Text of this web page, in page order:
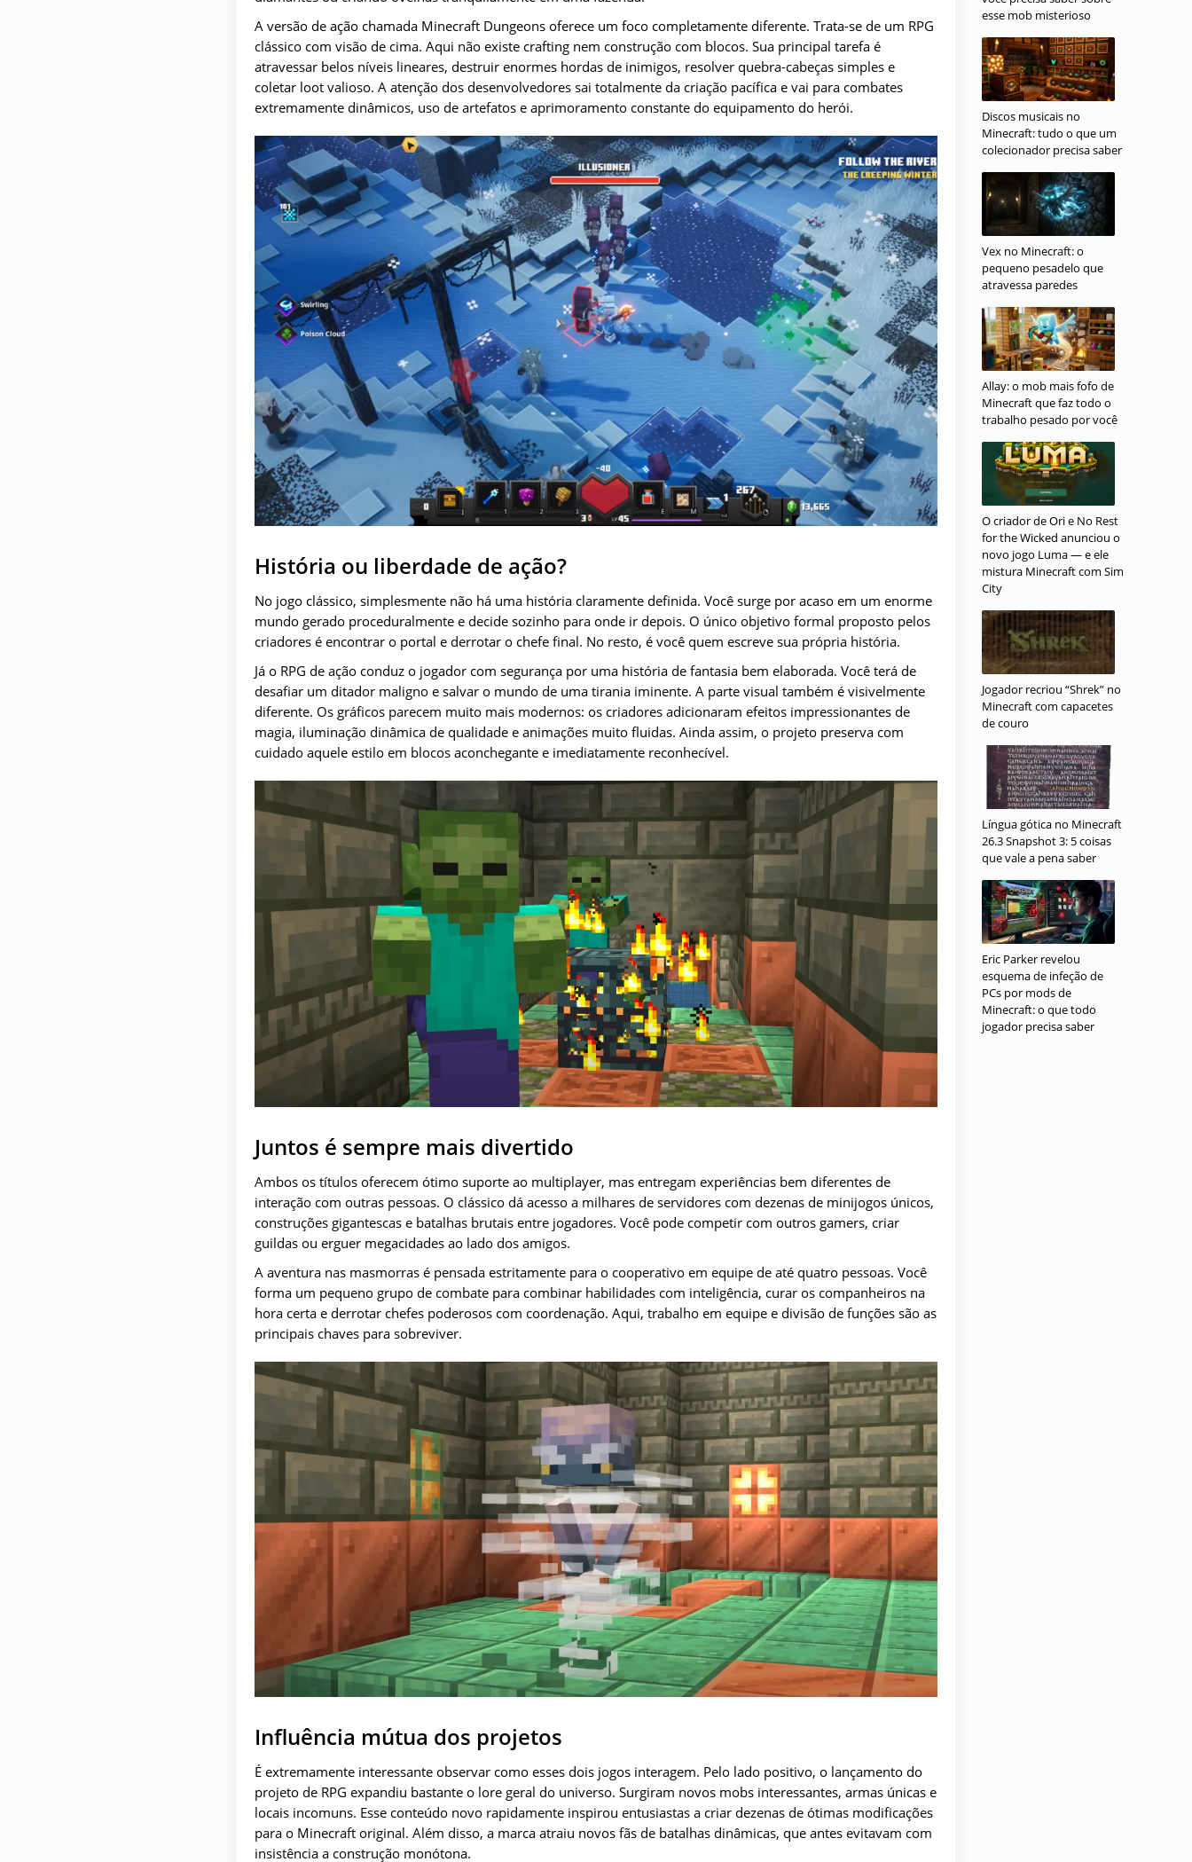
A versão de ação chamada Minecraft Dungeons oferece um foco completamente diferente. Trata-se de um RPG
clássico com visão de cima. Aqui não existe crafting nem construção com blocos. Sua principal tarefa é
atravessar belos níveis lineares, destruir enormes hordas de inimigos, resolver quebra-cabeças simples e
coletar loot valioso. A atenção dos desenvolvedores sai totalmente da criação pacífica e vai para combates
extremamente dinâmicos, uso de artefatos e aprimoramento constante do equipamento do herói.
História ou liberdade de ação?
No jogo clássico, simplesmente não há uma história claramente definida. Você surge por acaso em um enorme
mundo gerado proceduralmente e decide sozinho para onde ir depois. O único objetivo formal proposto pelos
criadores é encontrar o portal e derrotar o chefe final. No resto, é você quem escreve sua própria história.
Já o RPG de ação conduz o jogador com segurança por uma história de fantasia bem elaborada. Você terá de
desafiar um ditador maligno e salvar o mundo de uma tirania iminente. A parte visual também é visivelmente
diferente. Os gráficos parecem muito mais modernos: os criadores adicionaram efeitos impressionantes de
magia, iluminação dinâmica de qualidade e animações muito fluidas. Ainda assim, o projeto preserva com
cuidado aquele estilo em blocos aconchegante e imediatamente reconhecível.
Juntos é sempre mais divertido
Ambos os títulos oferecem ótimo suporte ao multiplayer, mas entregam experiências bem diferentes de
interação com outras pessoas. O clássico dá acesso a milhares de servidores com dezenas de minijogos únicos,
construções gigantescas e batalhas brutais entre jogadores. Você pode competir com outros gamers, criar
guildas ou erguer megacidades ao lado dos amigos.
A aventura nas masmorras é pensada estritamente para o cooperativo em equipe de até quatro pessoas. Você
forma um pequeno grupo de combate para combinar habilidades com inteligência, curar os companheiros na
hora certa e derrotar chefes poderosos com coordenação. Aqui, trabalho em equipe e divisão de funções são as
principais chaves para sobreviver.
Influência mútua dos projetos
É extremamente interessante observar como esses dois jogos interagem. Pelo lado positivo, o lançamento do
projeto de RPG expandiu bastante o lore geral do universo. Surgiram novos mobs interessantes, armas únicas e
locais incomuns. Esse conteúdo novo rapidamente inspirou entusiastas a criar dezenas de ótimas modificações
para o Minecraft original. Além disso, a marca atraiu novos fãs de batalhas dinâmicas, que antes evitavam com
insistência a construção monótona.
esse mob misterioso
Discos musicais no
Minecraft: tudo o que um
colecionador precisa saber
Vex no Minecraft: o
pequeno pesadelo que
atravessa paredes
Allay: o mob mais fofo de
Minecraft que faz todo o
trabalho pesado por você
O criador de Ori e No Rest
for the Wicked anunciou o
novo jogo Luma — e ele
mistura Minecraft com Sim
City
Jogador recriou “Shrek” no
Minecraft com capacetes
de couro
Língua gótica no Minecraft
26.3 Snapshot 3: 5 coisas
que vale a pena saber
Eric Parker revelou
esquema de infeção de
PCs por mods de
Minecraft: o que todo
jogador precisa saber